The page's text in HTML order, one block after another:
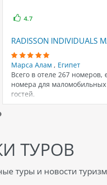
4.7
RADISSON INDIVIDUALS
Марса Алам , Египет
Всего в отеле 267 номеров,
номера для маломобильных
гостей.
ТУРОВ
туры и новости